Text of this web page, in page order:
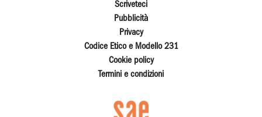
Scriveteci
Pubblicità
Privacy
Codice Etico e Modello 231
Cookie policy
Termini e condizioni